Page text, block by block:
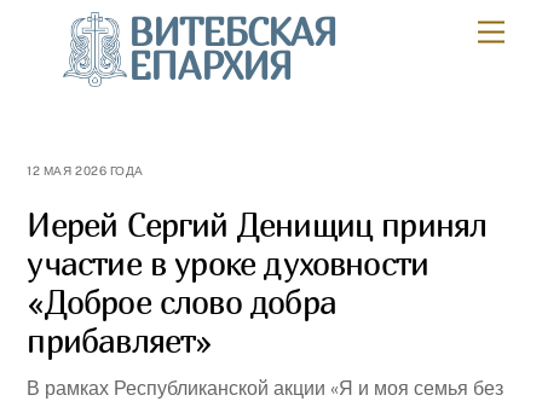
content
ВИТЕБСКАЯ
ЕПАРХИЯ
12 МАЯ 2026 ГОДА
Иерей Сергий Денищиц принял
участие в уроке духовности
«Доброе слово добра
прибавляет»
В рамках Республиканской акции «Я и моя семья без